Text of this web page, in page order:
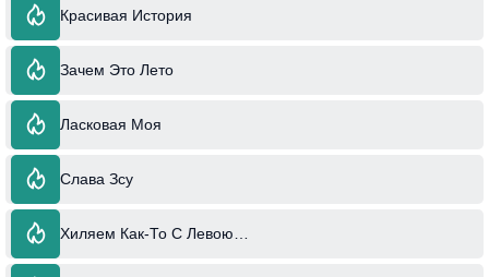
Красивая История
Зачем Это Лето
Ласковая Моя
Слава Зсу
Хиляем Как-То С Левою…